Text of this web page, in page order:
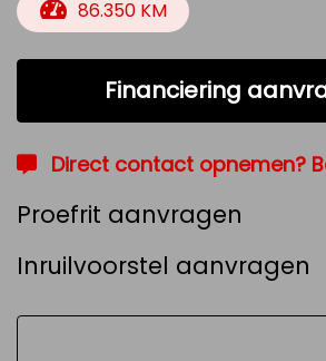
86.350 KM
Financiering
Direct contact opnemen?
Proefrit aanvragen
Inruilvoorstel aanvragen